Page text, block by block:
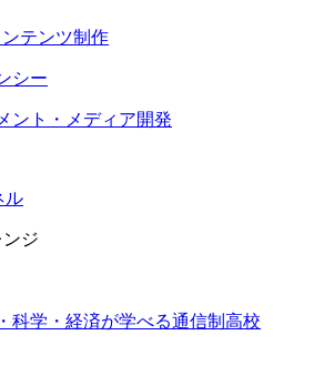
テンツ制作
シー
ント・メディア開発
ル
ジ
科学・経済が学べる通信制高校